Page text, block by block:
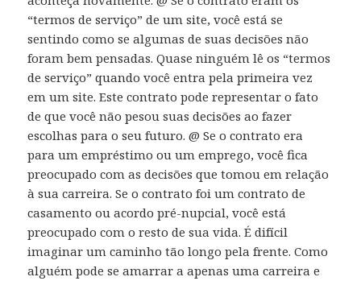
“termos de serviço” de um site, você está se
sentindo como se algumas de suas decisões não
foram bem pensadas. Quase ninguém lê os “termos
de serviço” quando você entra pela primeira vez
em um site. Este contrato pode representar o fato
de que você não pesou suas decisões ao fazer
escolhas para o seu futuro. @ Se o contrato era
para um empréstimo ou um emprego, você fica
preocupado com as decisões que tomou em relação
à sua carreira. Se o contrato foi um contrato de
casamento ou acordo pré-nupcial, você está
preocupado com o resto de sua vida. É difícil
imaginar um caminho tão longo pela frente. Como
alguém pode se amarrar a apenas uma carreira e